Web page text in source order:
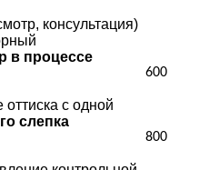
консультация)
в процессе
600
с одной
слепка
800